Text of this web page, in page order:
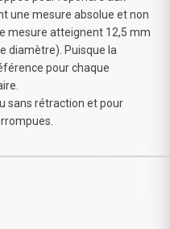
une mesure absolue et non
mesure atteignent 12,5 mm
diamètre). Puisque la
pour chaque
sans rétraction et pour